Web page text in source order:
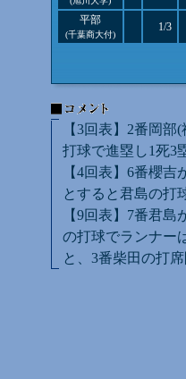
平部
(千葉商大付)
1/3
【3回表】2番岡
打球で進塁し1死3
【4回表】6番櫻
とすると君島の打
【9回表】7番君
の打球でランナー
と、3番柴田の打